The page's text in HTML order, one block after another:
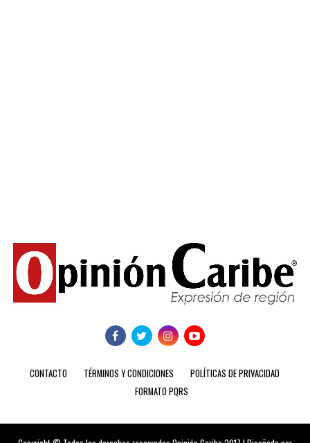
CONTACTO TÉRMINOS Y CONDICIONES
POLÍTICAS DE PRIVACIDAD
FORMATO PQRS